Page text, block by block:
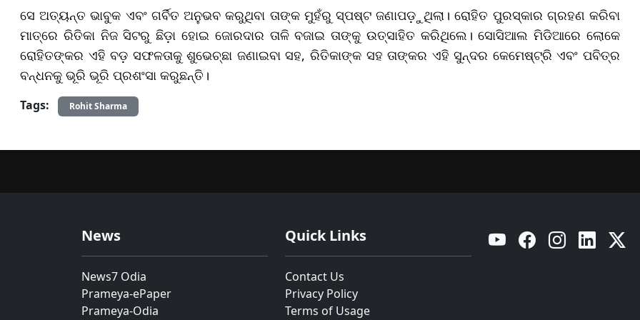
ସେ ଅତ୍ୟନ୍ତ ଭାବୁକ ଏବଂ ଗର୍ବିତ ଅନୁଭବ କରୁଥିବା ତାଙ୍କ ମୁହଁରୁ ସ୍ପଷ୍ଟ ଜଣାପଡ଼ୁଥିଲା। ରୋହିତ ପୁରସ୍କାର ଗ୍ରହଣ କରିବା
ମାତ୍ରେ ରିତିକା ନିଜ ସିଟରୁ ଛିଡ଼ା ହୋଇ ଜୋରଦାର ତାଳି ବଜାଇ ତାଙ୍କୁ ଉତ୍ସାହିତ କରିଥିଲେ। ସୋସିଆଲ ମିଡିଆରେ ଲୋକେ
ରୋହିତଙ୍କର ଏହି ବଡ଼ ସଫଳତାକୁ ଶୁଭେଚ୍ଛା ଜଣାଇବା ସହ, ରିତିକାଙ୍କ ସହ ତାଙ୍କର ଏହି ସୁନ୍ଦର କେମେଷ୍ଟ୍ରି ଏବଂ ପବିତ୍ର
ବନ୍ଧନକୁ ଭୂରି ଭୂରି ପ୍ରଶଂସା କରୁଛନ୍ତି।
Tags: Rohit Sharma
News
News7 Odia
Prameya-ePaper
Prameya-Odia
Quick Links
Contact Us
Privacy Policy
Terms of Usage
YouTube Facebook Instagram